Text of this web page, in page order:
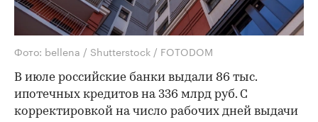
Фото: bellena / Shutterstock / FOTODOM
В июле российские банки выдали 86 тыс.
ипотечных кредитов на 336 млрд руб. С
корректировкой на число рабочих дней выдачи